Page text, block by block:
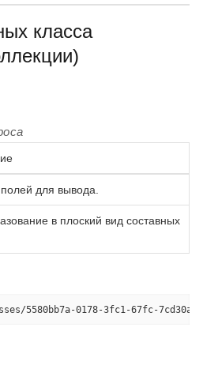
класса
для вывода.
в плоский вид составных
5580bb7a-0178-3fc1-67fc-